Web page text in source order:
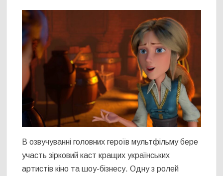
В озвучуванні головних героїв мультфільму бере
участь зірковий каст кращих українських
артистів кіно та шоу-бізнесу. Одну з ролей